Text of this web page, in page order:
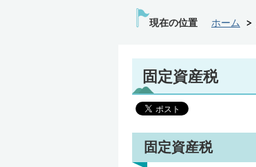
現在の位置 ホーム
固定資産税
固定資産税